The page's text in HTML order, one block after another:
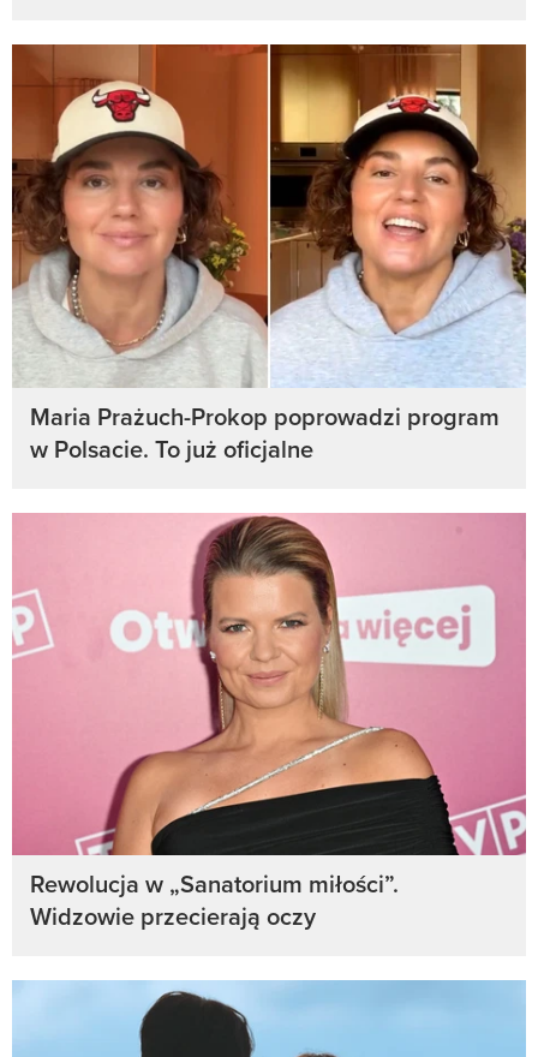
Maria Prażuch-Prokop poprowadzi program
w Polsacie. To już oficjalne
Rewolucja w „Sanatorium miłości”.
Widzowie przecierają oczy